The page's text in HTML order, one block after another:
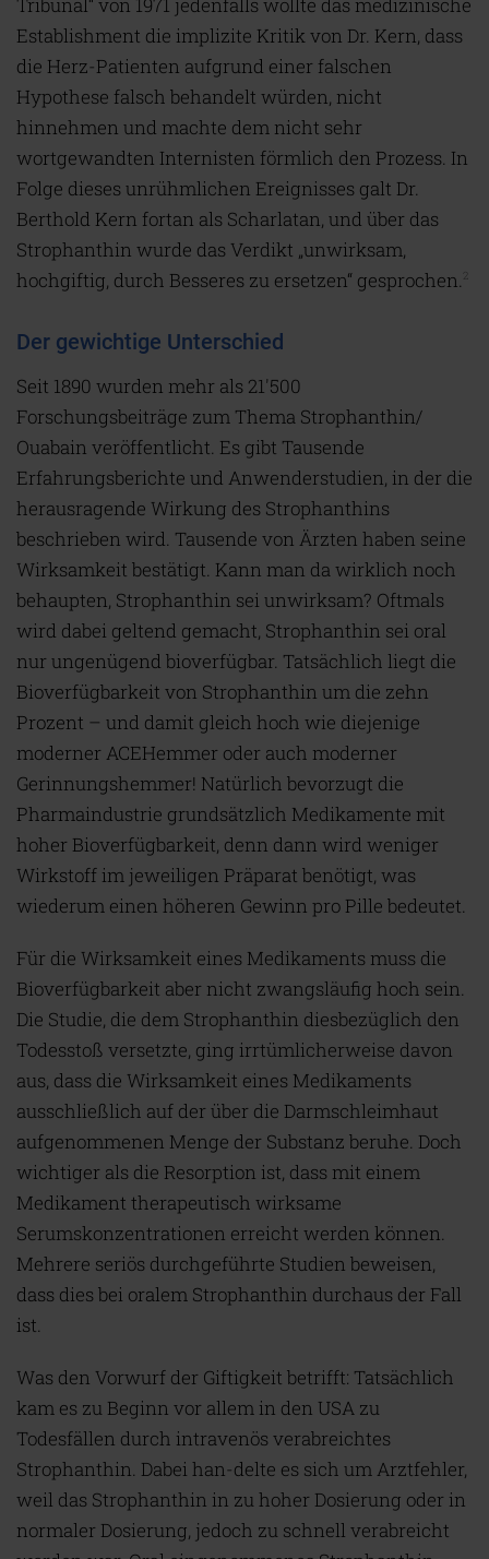
Establishment die implizite Kritik von Dr. Kern, dass
die Herz-Patienten aufgrund einer falschen
Hypothese falsch behandelt würden, nicht
hinnehmen und machte dem nicht sehr
wortgewandten Internisten förmlich den Prozess. In
Folge dieses unrühmlichen Ereignisses galt Dr.
Berthold Kern fortan als Scharlatan, und über das
Strophanthin wurde das Verdikt „unwirksam,
hochgiftig, durch Besseres zu ersetzen“ gesprochen. 2
Der gewichtige Unterschied
Seit 1890 wurden mehr als 21'500
Forschungsbeiträge zum Thema Strophanthin/
Ouabain veröffentlicht. Es gibt Tausende
Erfahrungsberichte und Anwenderstudien, in der die
herausragende Wirkung des Strophanthins
beschrieben wird. Tausende von Ärzten haben seine
Wirksamkeit bestätigt. Kann man da wirklich noch
behaupten, Strophanthin sei unwirksam? Oftmals
wird dabei geltend gemacht, Strophanthin sei oral
nur ungenügend bioverfügbar. Tatsächlich liegt die
Bioverfügbarkeit von Strophanthin um die zehn
Prozent – und damit gleich hoch wie diejenige
moderner ACEHemmer oder auch moderner
Gerinnungshemmer! Natürlich bevorzugt die
Pharmaindustrie grundsätzlich Medikamente mit
hoher Bioverfügbarkeit, denn dann wird weniger
Wirkstoff im jeweiligen Präparat benötigt, was
wiederum einen höheren Gewinn pro Pille bedeutet.
Für die Wirksamkeit eines Medikaments muss die
Bioverfügbarkeit aber nicht zwangsläufig hoch sein.
Die Studie, die dem Strophanthin diesbezüglich den
Todesstoß versetzte, ging irrtümlicherweise davon
aus, dass die Wirksamkeit eines Medikaments
ausschließlich auf der über die Darmschleimhaut
aufgenommenen Menge der Substanz beruhe. Doch
wichtiger als die Resorption ist, dass mit einem
Medikament therapeutisch wirksame
Serumskonzentrationen erreicht werden können.
Mehrere seriös durchgeführte Studien beweisen,
dass dies bei oralem Strophanthin durchaus der Fall
ist.
Was den Vorwurf der Giftigkeit betrifft: Tatsächlich
kam es zu Beginn vor allem in den USA zu
Todesfällen durch intravenös verabreichtes
Strophanthin. Dabei han-delte es sich um Arztfehler,
weil das Strophanthin in zu hoher Dosierung oder in
normaler Dosierung, jedoch zu schnell verabreicht